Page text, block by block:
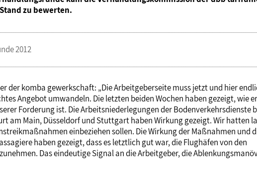
zu bewerten.
2012
der komba gewerkschaft: „Die Arbeitgeberseite muss jetzt und hier
Angebot umwandeln. Die letzten beiden Wochen haben gezeigt, wie
Forderung ist. Die Arbeitsniederlegungen der Bodenverkehrsdienste
am Main, Düsseldorf und Stuttgart haben Wirkung gezeigt. Wir hatten
einbeziehen sollen. Die Wirkung der Maßnahmen und
haben gezeigt, dass es letztlich gut war, die Flughäfen von den
Das eindeutige Signal an die Arbeitgeber, die